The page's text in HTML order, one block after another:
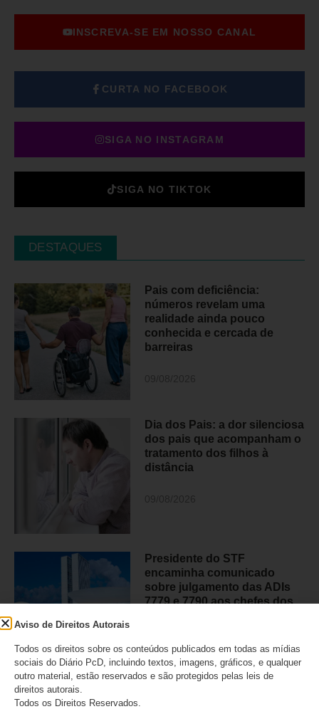
INSCREVA-SE EM NOSSO CANAL
CURTA NO FACEBOOK
SIGA NO INSTAGRAM
SIGA NO TIKTOK
DESTAQUES
Pais com deficiência:
números revelam uma
realidade ainda pouco
conhecida e cercada de
barreiras
Dia dos Pais: a dor silenciosa
dos pais que acompanham o
tratamento dos filhos à
distância
Presidente do STF
encaminha comunicado
sobre julgamento das ADIs
7779 e 7790 aos chefes dos
08/08/2026
Aviso de Direitos Autorais
Todos os direitos sobre os conteúdos publicados em todas as mídias
sociais do Diário PcD, incluindo textos, imagens, gráficos, e qualquer
outro material, estão reservados e são protegidos pelas leis de
direitos autorais.
Todos os Direitos Reservados.